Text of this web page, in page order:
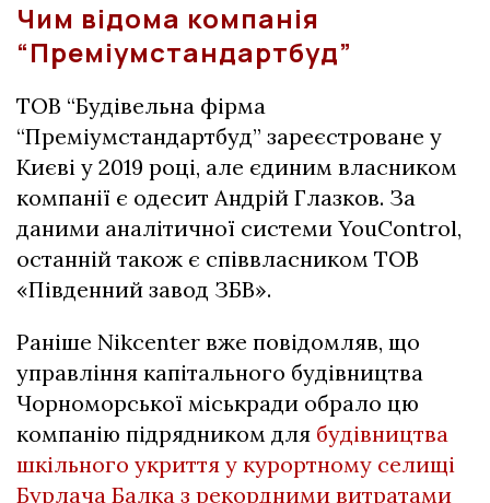
Чим відома компанія
“Преміумстандартбуд”
ТОВ “Будівельна фірма
“Преміумстандартбуд” зареєстроване у
Києві у 2019 році, але єдиним власником
компанії є одесит Андрій Глазков. За
даними аналітичної системи YouControl,
останній також є співвласником ТОВ
«Південний завод ЗБВ».
Раніше Nikcenter вже повідомляв, що
управління капітального будівництва
Чорноморської міськради обрало цю
компанію підрядником для будівництва
шкільного укриття у курортному селищі
Бурлача Балка з рекордними витратами